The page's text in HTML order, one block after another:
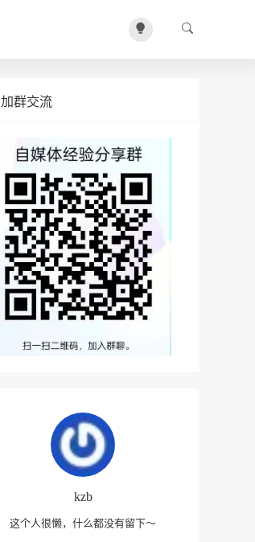
加群交流
kzb
这个人很懒，什么都没有留下～